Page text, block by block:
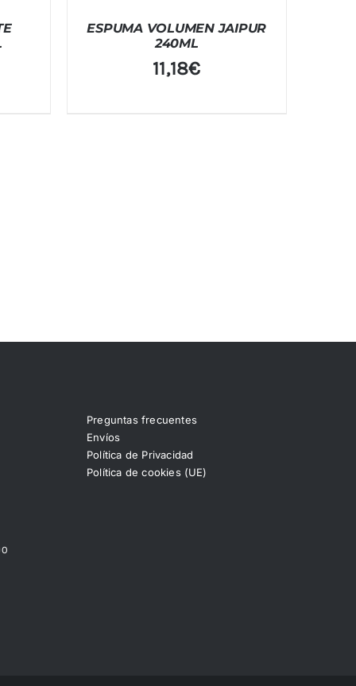
ESPUMA VOLUMEN JAIPUR
240ML
11,18€
Preguntas frecuentes
Envíos
Política de Privacidad
Política de cookies (UE)